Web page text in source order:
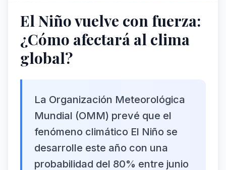
El Niño vuelve con fuerza:
¿Cómo afectará al clima
global?
La Organización Meteorológica
Mundial (OMM) prevé que el
fenómeno climático El Niño se
desarrolle este año con una
probabilidad del 80% entre junio